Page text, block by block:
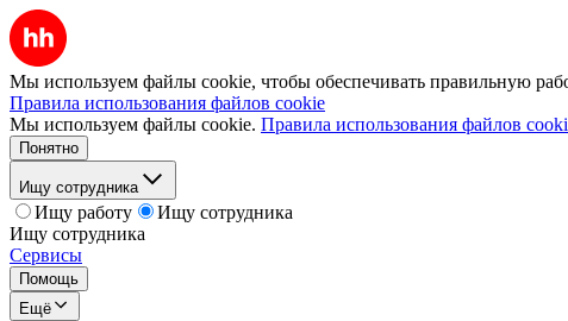
Мы используем файлы cookie, чтобы обеспечивать правильную
Правила использования файлов cookie
Мы используем файлы cookie. Правила использования файлов
Понятно
Ищу сотрудника
Ищу работу
Ищу сотрудника
Ищу сотрудника
Сервисы
Помощь
Ещё